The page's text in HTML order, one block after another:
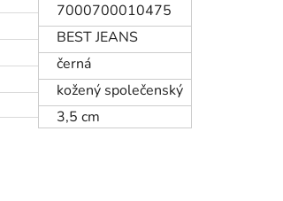
7000700010475
BEST JEANS
černá
kožený společenský
3,5 cm